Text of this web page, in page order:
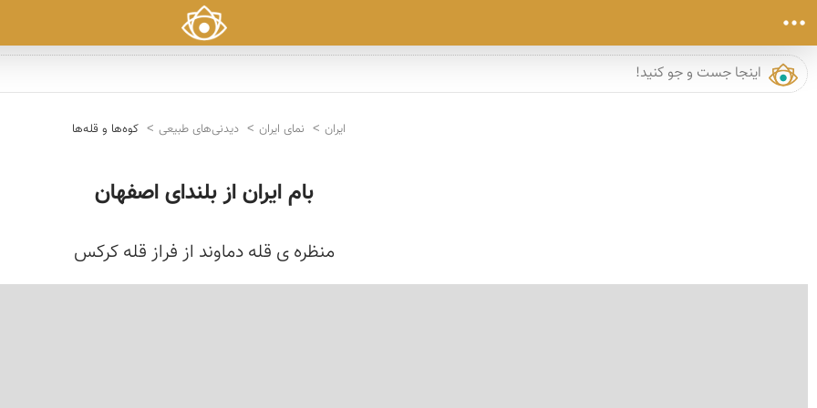
ایران نمای ایران دیدنی‌های طبیعی کوه‌ها و قله‌ها
بام ایران از بلندای اصفهان
منظره ی قله دماوند از فراز قله کرکس